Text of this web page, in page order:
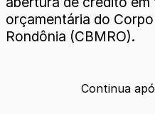
orçamentária do
Rondônia (CBMRO).
Continua